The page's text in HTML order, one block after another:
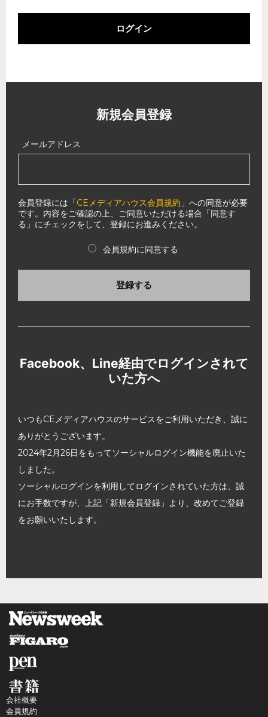
ログイン
新規会員登録
メールアドレス
会員登録には「CEメディアハウス会員規約 」への同意が必要
です。内容をご確認の上、ご同意いただける場合「同意す
る」にチェックをして、登録にお進みください。
会員規約に同意する
登録する
Facebook、Line経由でログインされて
いた方へ
いつもCEメディアハウスのサービスをご利用いただき、誠に
ありがとうございます。
2024年2月26日をもってソーシャルログイン機能を廃止いた
しました。
ソーシャルログインを利用してログインされていた方は、誠
にお手数ですが、上記「新規会員登録」より、改めてご登録
をお願いいたします。
会社概要
会員規約